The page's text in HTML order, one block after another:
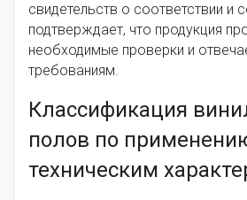
свидетельств о соответствии и
подтверждает, что продукция
необходимые проверки и
требованиям.
Классификация
полов по
техническим